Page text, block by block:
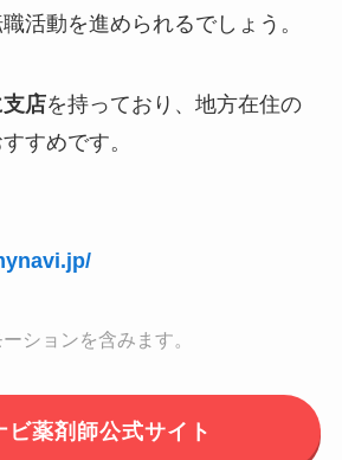
活動を進められるでしょう。
店を持っており、地方在住の
すめです。
ションを含みます。
ビ薬剤師公式サイト